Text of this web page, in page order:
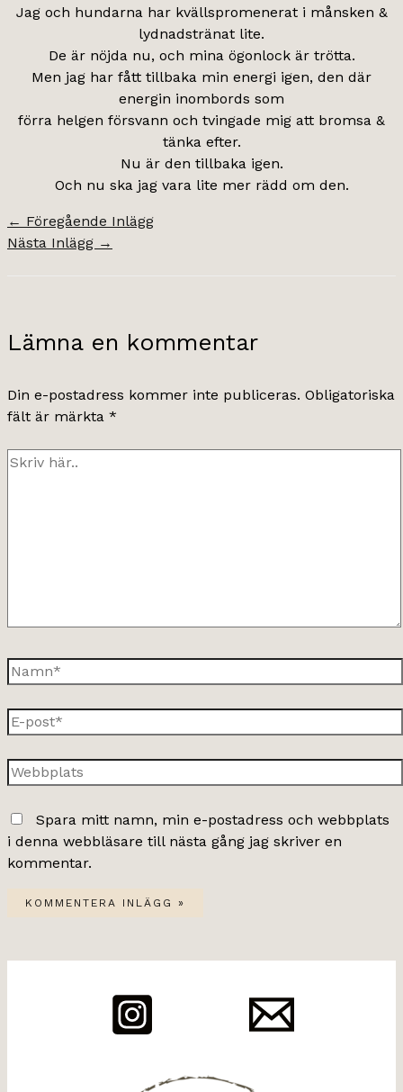
Jag och hundarna har kvällspromenerat i månsken &
lydnadstränat lite.
De är nöjda nu, och mina ögonlock är trötta.
Men jag har fått tillbaka min energi igen, den där
energin inombords som
förra helgen försvann och tvingade mig att bromsa &
tänka efter.
Nu är den tillbaka igen.
Och nu ska jag vara lite mer rädd om den.
← Föregående Inlägg
Nästa Inlägg →
Lämna en kommentar
Din e-postadress kommer inte publiceras. Obligatoriska
fält är märkta *
Skriv
Namn*
E-
post*
Webbplats
Spara mitt namn, min e-postadress och webbplats
i denna webbläsare till nästa gång jag skriver en
kommentar.